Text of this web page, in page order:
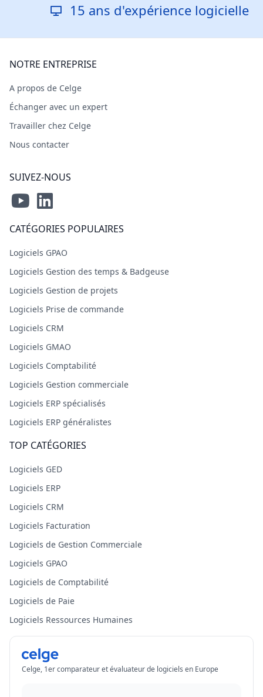
15 ans d'expérience logicielle
NOTRE ENTREPRISE
A propos de Celge
Échanger avec un expert
Travailler chez Celge
Nous contacter
SUIVEZ-NOUS
CATÉGORIES POPULAIRES
Logiciels GPAO
Logiciels Gestion des temps & Badgeuse
Logiciels Gestion de projets
Logiciels Prise de commande
Logiciels CRM
Logiciels GMAO
Logiciels Comptabilité
Logiciels Gestion commerciale
Logiciels ERP spécialisés
Logiciels ERP généralistes
TOP CATÉGORIES
Logiciels GED
Logiciels ERP
Logiciels CRM
Logiciels Facturation
Logiciels de Gestion Commerciale
Logiciels GPAO
Logiciels de Comptabilité
Logiciels de Paie
Logiciels Ressources Humaines
Celge, 1er comparateur et évaluateur de logiciels en Europe